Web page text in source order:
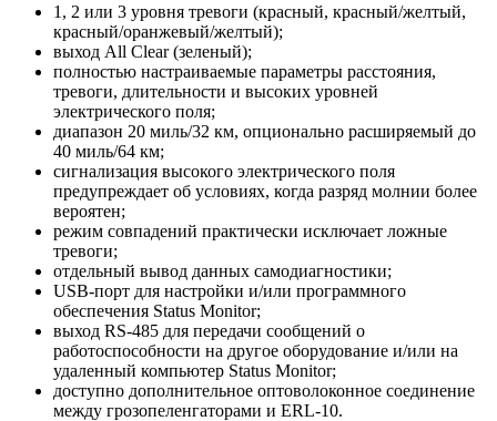
1, 2 или 3 уровня тревоги (красный, красный/желтый,
красный/оранжевый/желтый);
выход All Clear (зеленый);
полностью настраиваемые параметры расстояния,
тревоги, длительности и высоких уровней
электрического поля;
диапазон 20 миль/32 км, опционально расширяемый до
40 миль/64 км;
сигнализация высокого электрического поля
предупреждает об условиях, когда разряд молнии более
вероятен;
режим совпадений практически исключает ложные
тревоги;
отдельный вывод данных самодиагностики;
USB-порт для настройки и/или программного
обеспечения Status Monitor;
выход RS-485 для передачи сообщений о
работоспособности на другое оборудование и/или на
удаленный компьютер Status Monitor;
доступно дополнительное оптоволоконное соединение
между грозопеленгаторами и ERL-10.